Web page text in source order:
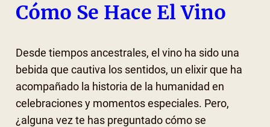
Cómo Se Hace El Vino
Desde tiempos ancestrales, el vino ha sido una
bebida que cautiva los sentidos, un elixir que ha
acompañado la historia de la humanidad en
celebraciones y momentos especiales. Pero,
¿alguna vez te has preguntado cómo se